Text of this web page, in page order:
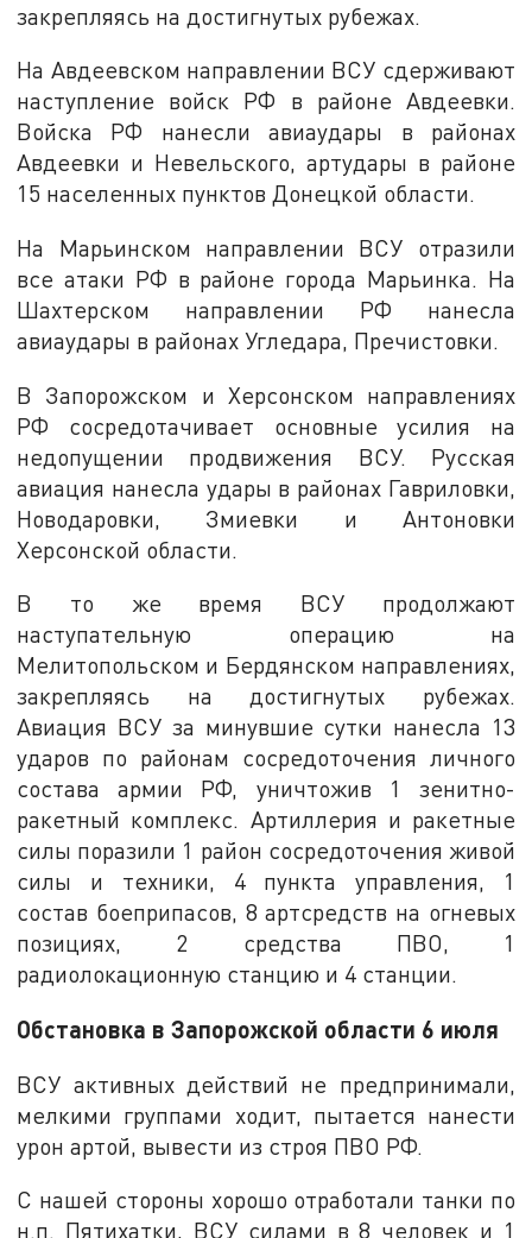
закрепляясь на достигнутых рубежах.
На Авдеевском направлении ВСУ сдерживают
наступление войск РФ в районе Авдеевки.
Войска РФ нанесли авиаудары в районах
Авдеевки и Невельского, артудары в районе
15 населенных пунктов Донецкой области.
На Марьинском направлении ВСУ отразили
все атаки РФ в районе города Марьинка. На
Шахтерском направлении РФ нанесла
авиаудары в районах Угледара, Пречистовки.
В Запорожском и Херсонском направлениях
РФ сосредотачивает основные усилия на
недопущении продвижения ВСУ. Русская
авиация нанесла удары в районах Гавриловки,
Новодаровки, Змиевки и Антоновки
Херсонской области.
В то же время ВСУ продолжают
наступательную операцию на
Мелитопольском и Бердянском направлениях,
закрепляясь на достигнутых рубежах.
Авиация ВСУ за минувшие сутки нанесла 13
ударов по районам сосредоточения личного
состава армии РФ, уничтожив 1 зенитно-
ракетный комплекс. Артиллерия и ракетные
силы поразили 1 район сосредоточения живой
силы и техники, 4 пункта управления, 1
состав боеприпасов, 8 артсредств на огневых
позициях, 2 средства ПВО, 1
радиолокационную станцию ​​и 4 станции.
Обстановка в Запорожской области 6 июля
ВСУ активных действий не предпринимали,
мелкими группами ходит, пытается нанести
урон артой, вывести из строя ПВО РФ.
С нашей стороны хорошо отработали танки по
н.п. Пятихатки, ВСУ силами в 8 человек и 1